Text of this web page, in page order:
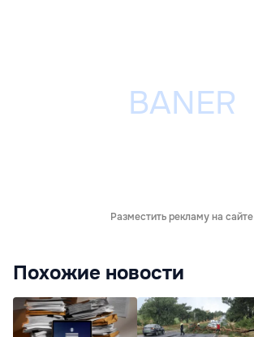
Разместить рекламу на сайте
Похожие новости